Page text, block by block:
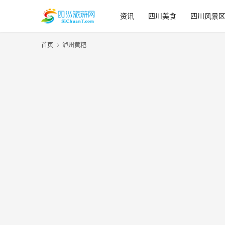
资讯 四川美食 四川风景区
首页 泸州黄粑